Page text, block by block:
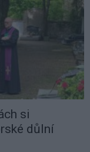
si
důlní